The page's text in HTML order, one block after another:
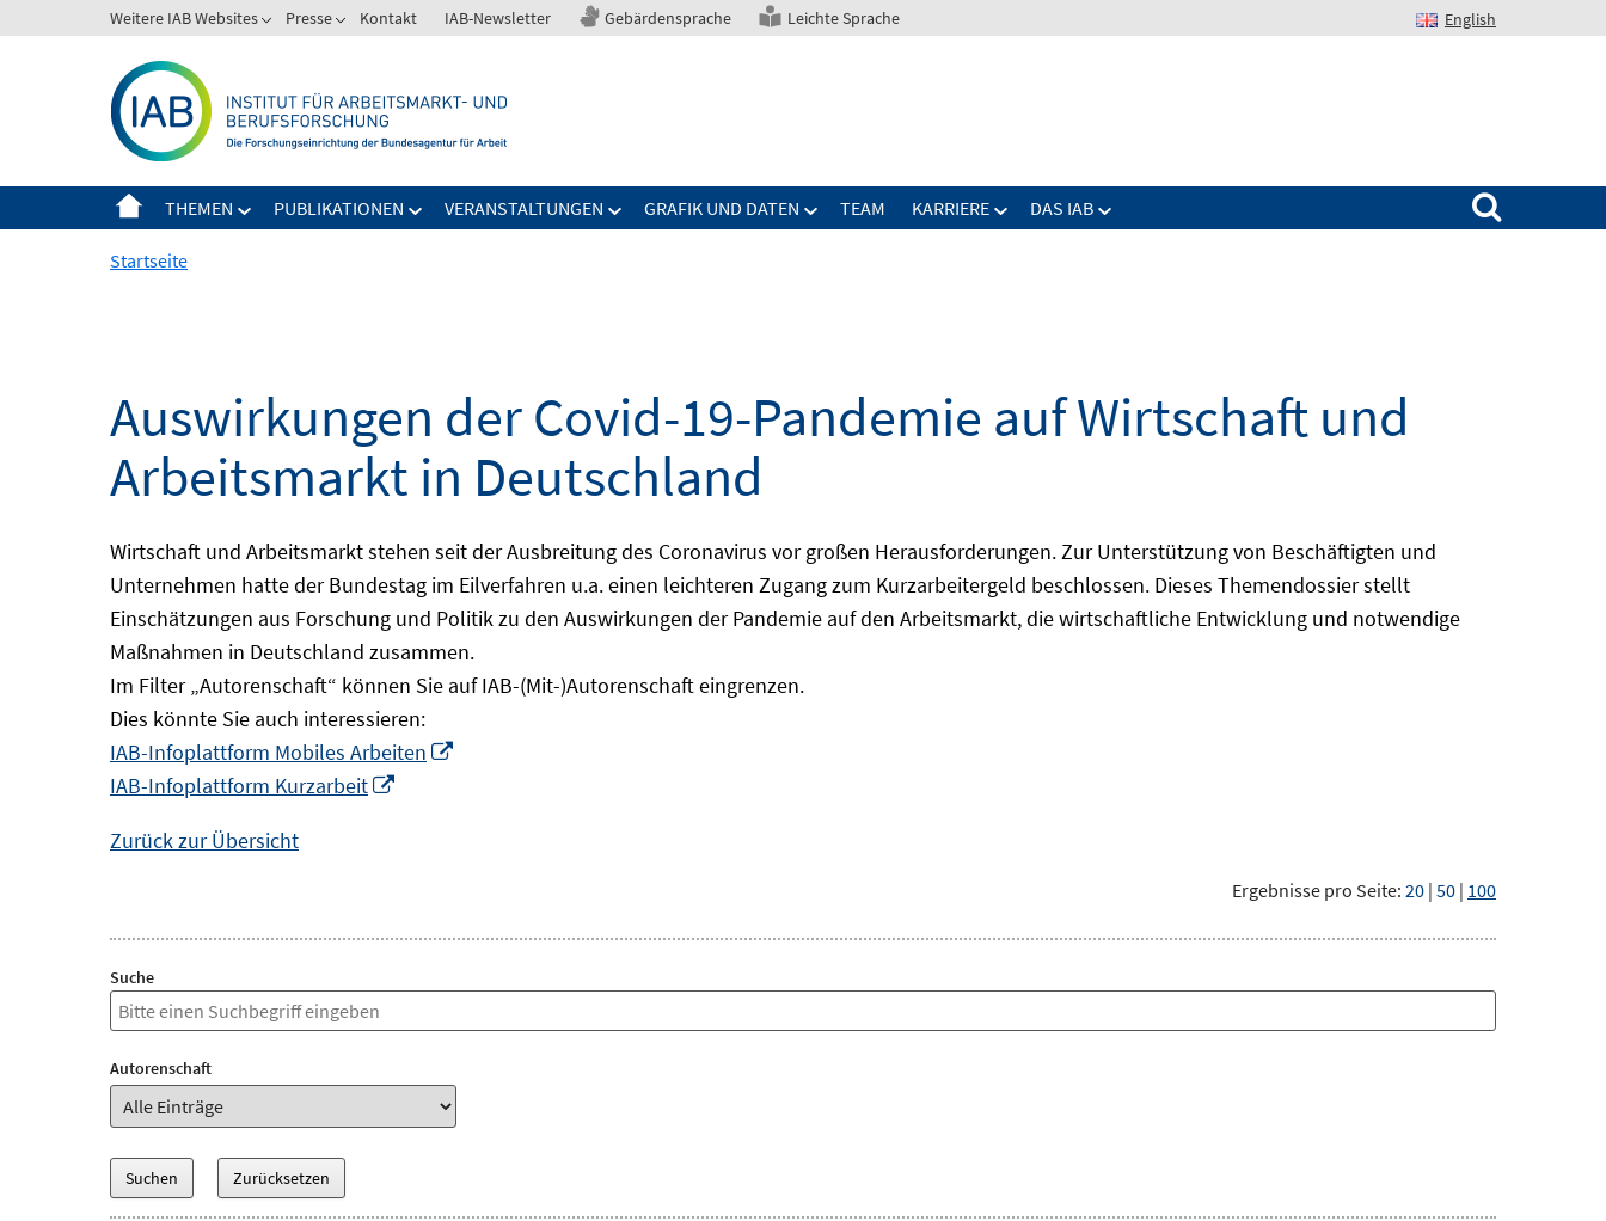
zum
Weitere IAB Websites Presse Kontakt IAB-Newsletter Gebärdensprache Leichte Sprache English
THEMEN PUBLIKATIONEN VERANSTALTUNGEN GRAFIK UND DATEN TEAM KARRIERE DAS IAB
Suchen nach:
Startseite
Auswirkungen der Covid-19-Pandemie auf Wirtschaft und
Arbeitsmarkt in Deutschland
Wirtschaft und Arbeitsmarkt stehen seit der Ausbreitung des Coronavirus vor großen Herausforderungen. Zur Unterstützung von Beschäftigten und
Unternehmen hatte der Bundestag im Eilverfahren u.a. einen leichteren Zugang zum Kurzarbeitergeld beschlossen. Dieses Themendossier stellt
Einschätzungen aus Forschung und Politik zu den Auswirkungen der Pandemie auf den Arbeitsmarkt, die wirtschaftliche Entwicklung und notwendige
Maßnahmen in Deutschland zusammen.
Im Filter „Autorenschaft“ können Sie auf IAB-(Mit-)Autorenschaft eingrenzen.
Dies könnte Sie auch interessieren:
IAB-Infoplattform Mobiles Arbeiten
IAB-Infoplattform Kurzarbeit
Zurück zur Übersicht
Ergebnisse pro Seite: 20 | 50 | 100
Suche
Autorenschaft